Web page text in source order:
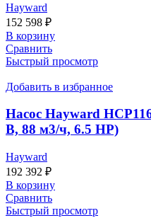
Hayward
152 598 ₽
В корзину
Сравнить
Быстрый просмотр
Добавить в избранное
Насос Hayward
В, 88 м3/ч, 6.5 HP)
Hayward
192 392 ₽
В корзину
Сравнить
Быстрый просмотр